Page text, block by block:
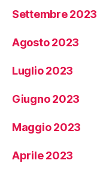
Settembre 2023
Agosto 2023
Luglio 2023
Giugno 2023
Maggio 2023
Aprile 2023